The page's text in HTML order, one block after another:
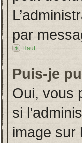
par
Haut
Puis-je
Oui, vous
si
image sur